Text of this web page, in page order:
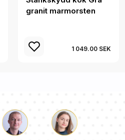
granit marmorsten
1 049.00 SEK